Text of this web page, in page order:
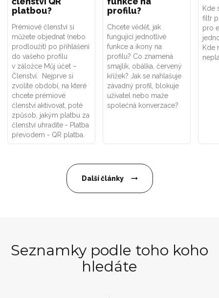
platbou?
Prémiové členství si
můžete objednat (nebo
prodloužit) po přihlášení
do vašeho profilu
v záložce Můj účet –
Členství. Nejprve si
zvolíte období, na které
chcete prémiové
členství aktivovat, poté
způsob, jakým platbu za
členství uhradíte - Platba
převodem - QR platba.
profilu?
Chcete vědět, jak
fungující jednotlivé
funkce a ikony na
profilu? Co znamená
smajlík, obálka, červený
křížek? Jak se nahlašuje
závadný profil, blokuje
uživatel nebo maže
společná konverzace?
Kde
filtr
pro
Kde
Další články
Seznamky podle toho koho
hledáte